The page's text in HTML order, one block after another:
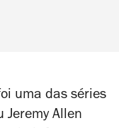
uma das séries
Allen